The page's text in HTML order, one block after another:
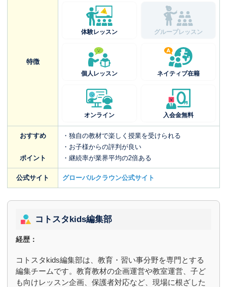
特徴
体験レッスン グループレッスン
個人レッスン ネイティブ在籍
オンライン 入会金無料
おすすめ
ポイント
・独自の教材で楽しく授業を受けられる
・お子様からの評判が良い
・継続率が業界平均の2倍ある
公式サイト グローバルクラウン公式サイト
コトスタkids編集部
経歴：
コトスタkids編集部は、教育・習い事分野を専門とする
編集チームです。教育教材の企画運営や教室運営、子ど
も向けレッスン企画、保護者対応など、現場に根ざした